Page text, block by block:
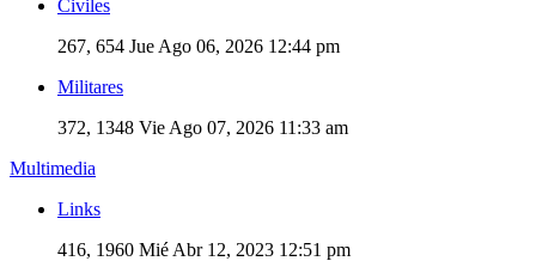
Civiles
267, 654 Jue Ago 06, 2026 12:44 pm
Militares
372, 1348 Vie Ago 07, 2026 11:33 am
Multimedia
Links
416, 1960 Mié Abr 12, 2023 12:51 pm